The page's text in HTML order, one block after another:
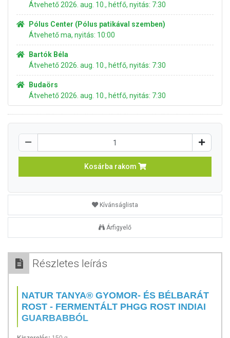
Átvehető 2026. aug. 10., hétfő, nyitás: 7:30
Pólus Center (Pólus patikával szemben)
Átvehető ma, nyitás: 10:00
Bartók Béla
Átvehető 2026. aug. 10., hétfő, nyitás: 7:30
Budaörs
Átvehető 2026. aug. 10., hétfő, nyitás: 7:30
Kosárba rakom
Kívánságlista
Árfigyelő
Részletes leírás
NATUR TANYA® GYOMOR- ÉS BÉLBARÁT
ROST - FERMENTÁLT PHGG ROST INDIAI
GUARBABBÓL